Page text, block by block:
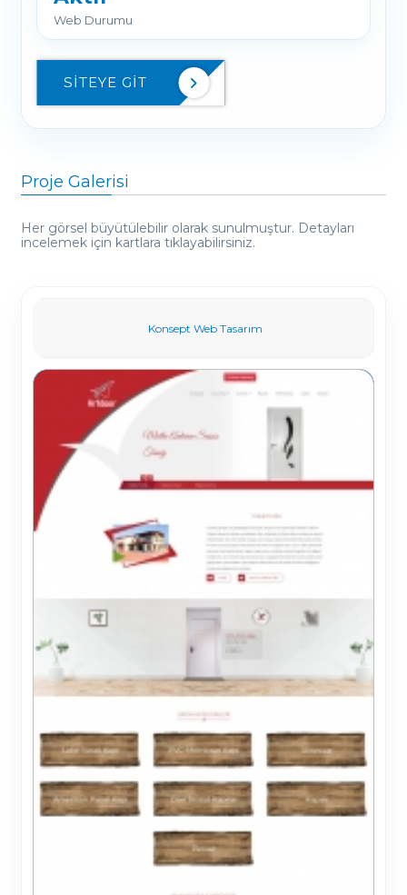
Web Durumu
SITEYE GIT
Proje Galerisi
Her görsel büyütülebilir olarak sunulmuştur. Detayları
incelemek için kartlara tıklayabilirsiniz.
Konsept Web Tasarım